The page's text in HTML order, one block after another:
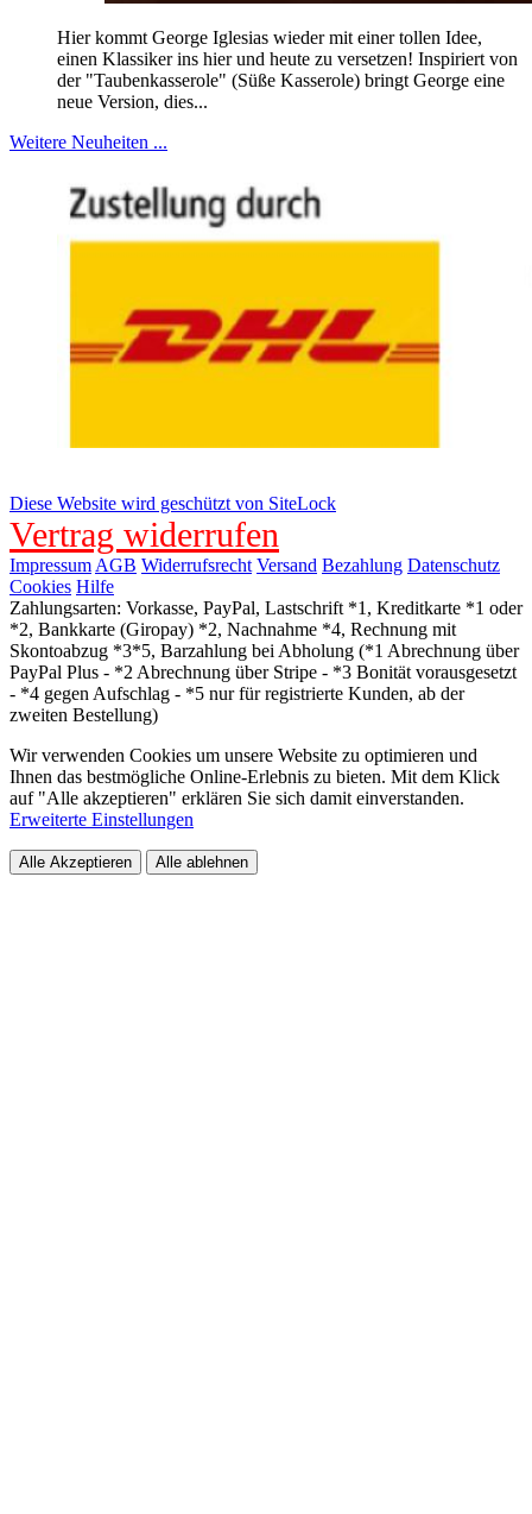
Hier kommt George Iglesias wieder mit einer tollen Idee,
einen Klassiker ins hier und heute zu versetzen! Inspiriert von
der "Taubenkasserole" (Süße Kasserole) bringt George eine
neue Version, dies...
Weitere Neuheiten ...
Diese Website wird geschützt von SiteLock
Vertrag widerrufen
Impressum AGB Widerrufsrecht Versand Bezahlung Datenschutz
Cookies Hilfe
Zahlungsarten: Vorkasse, PayPal, Lastschrift *1, Kreditkarte *1 oder
*2, Bankkarte (Giropay) *2, Nachnahme *4, Rechnung mit
Skontoabzug *3*5, Barzahlung bei Abholung (*1 Abrechnung über
PayPal Plus - *2 Abrechnung über Stripe - *3 Bonität vorausgesetzt
- *4 gegen Aufschlag - *5 nur für registrierte Kunden, ab der
zweiten Bestellung)
Wir verwenden Cookies um unsere Website zu optimieren und
Ihnen das bestmögliche Online-Erlebnis zu bieten. Mit dem Klick
auf "Alle akzeptieren" erklären Sie sich damit einverstanden.
Erweiterte Einstellungen
Alle Akzeptieren Alle ablehnen